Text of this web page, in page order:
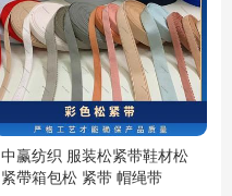
中赢纺织 服装松紧带鞋材松
紧帶箱包松 紧带 帽绳带